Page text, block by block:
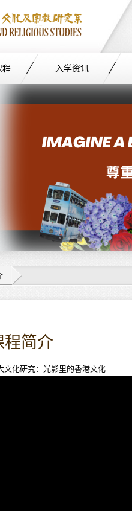
程 入学资讯
程简介
文化研究：光影里的香港文化